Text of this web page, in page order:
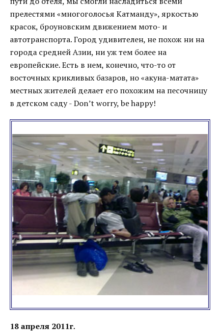
прелестями «многоголосья Катманду», яркостью
красок, броуновским движением мото- и
автотранспорта. Город удивителен, не похож ни на
города средней Азии, ни уж тем более на
европейские. Есть в нем, конечно, что-то от
восточных крикливых базаров, но «акуна-матата»
местных жителей делает его похожим на песочницу
в детском саду - Don’t worry, be happy!
18 апреля 2011г.